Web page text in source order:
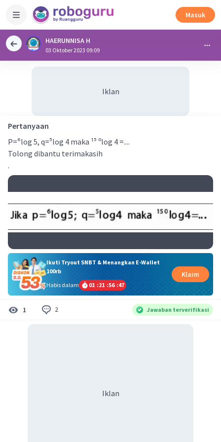
Masuk
HAERUNNISA H
03 Oktober 2023 09:09
Iklan
Pertanyaan
P=⁶log 5, q=⁵log 4 maka ¹⁵ ⁰log 4 =....
Tolong dibantu terimakasih
.
Ikuti Tryout SNBT & Menangkan E-Wallet
100rb
Habis dalam
01 :21 :56 :47
Klaim
1 2 Jawaban terverifikasi
Iklan